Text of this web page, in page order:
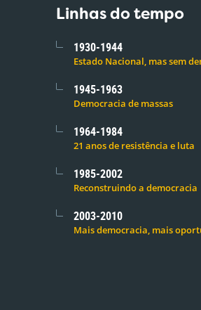
Linhas do tempo
1930-1944
Estado Nacional, mas sem
1945-1963
Democracia de massas
1964-1984
21 anos de resistência e luta
1985-2002
Reconstruindo a democracia
2003-2010
Mais democracia, mais